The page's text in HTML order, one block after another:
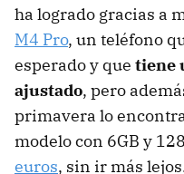
ha logrado gracias a
M4 Pro, un teléfono
esperado y que tiene
ajustado, pero
primavera lo
modelo con 6GB y
euros, sin ir más